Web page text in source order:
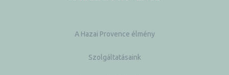
A Hazai Provence élmény
Szolgáltatásaink